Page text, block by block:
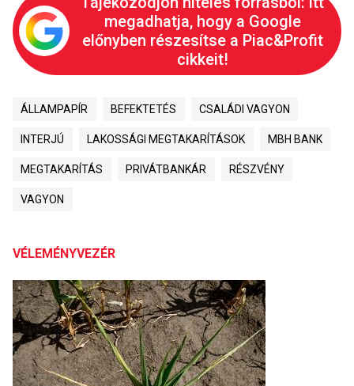
megadhatja, hogy a Google
előnyben részesítse a Piac&Profit
cikkeit!
ÁLLAMPAPÍR BEFEKTETÉS CSALÁDI VAGYON
INTERJÚ LAKOSSÁGI MEGTAKARÍTÁSOK MBH BANK
MEGTAKARÍTÁS PRIVÁTBANKÁR RÉSZVÉNY
VAGYON
VÉLEMÉNYVEZÉR